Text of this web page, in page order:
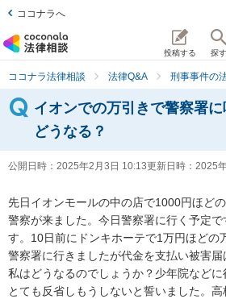
ココナラへ
投稿する 探す
ココナラ法律相談 法律Q&A 刑事事件の
イオンでの万引きで警察署
どうなる？
公開日時： 2025年2月3日 10:13更新日時： 2025
先日イオンモールの中の店で1000円ほど
警察が来ました。今日警察署に行く予定で
す。10日前にドンキホーテで1万円ほどの
警察署に行きましたが代金を支払い被害届
私はどうなるのでしょうか？少年院など
とても反省しもうしないと誓いました。